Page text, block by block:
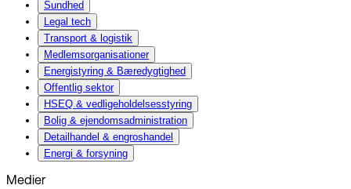
Sundhed
Legal tech
Transport & logistik
Medlemsorganisationer
Energistyring & Bæredygtighed
Offentlig sektor
HSEQ & vedligeholdelsesstyring
Bolig & ejendomsadministration
Detailhandel & engroshandel
Energi & forsyning
Medier